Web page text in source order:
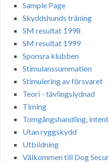
Sample Page
Skyddshunds träning
SM resultat 1998
SM resultat 1999
Sponsra klubben
Stimulanssummation
Stimulering av försvaret
Teori - tävlingslydnad
Timing
Tomgångshandling,
Utan ryggskydd
Utbildning
Välkommen till Dog